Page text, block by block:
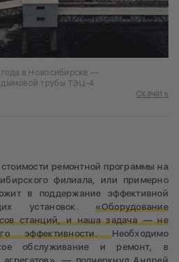
в Новосибирске —
дымовой трубы ТЭЦ-4
Скачать
стоимости ремонтной программы на
филиала, или примерно
в поддержание эффективной
установок.«Оборудование
станций, и наша задача — не
эффективности.
Необходимо
обслуживание и ремонт, в